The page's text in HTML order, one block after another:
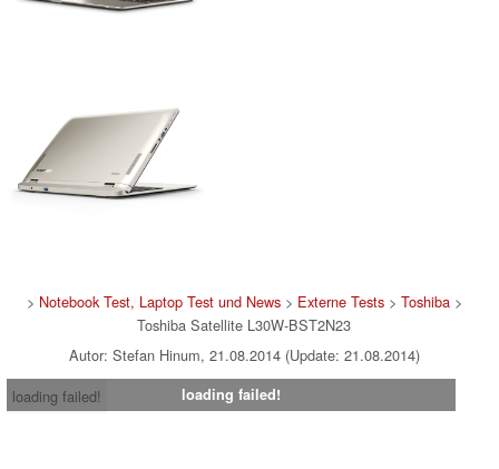
> Notebook Test, Laptop Test und News> Externe Tests> Toshiba>
Toshiba Satellite L30W-BST2N23
Autor: Stefan Hinum, 21.08.2014 (Update: 21.08.2014)
loading failed!
loading failed!